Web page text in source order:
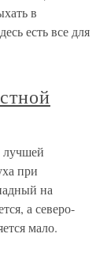
в
есть все для
лучшей
при
на
а северо-
мало.